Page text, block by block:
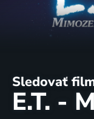
Sledovať
E.T. -